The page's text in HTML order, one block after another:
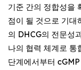
기준 간의 정합성을
점이 될 것으로 기대
의 DHCG의 전문성
나의 협력 체계로 통
단계에서부터